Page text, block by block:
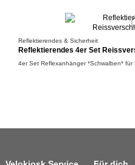
Reflektierendes & Sicherheit
Reflektierendes 4er Set
4er Set Reflexanhänger *Schwalben* für